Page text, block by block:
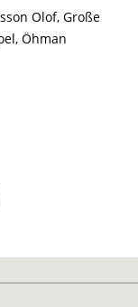
Olof, Große
Öhman